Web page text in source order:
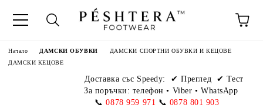
Начало ДАМСКИ ОБУВКИ
ДАМСКИ СПОРТНИ ОБУВКИ И КЕЦОВЕ
ДАМСКИ КЕЦОВЕ
Доставка със Speedy:
✔ Преглед ✔ Тест
За поръчки: телефон• Viber • WhatsApp
📞 0878 959 971 📞 0878 801 903